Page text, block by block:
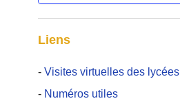
Liens
- Visites virtuelles des lycées
- Numéros utiles